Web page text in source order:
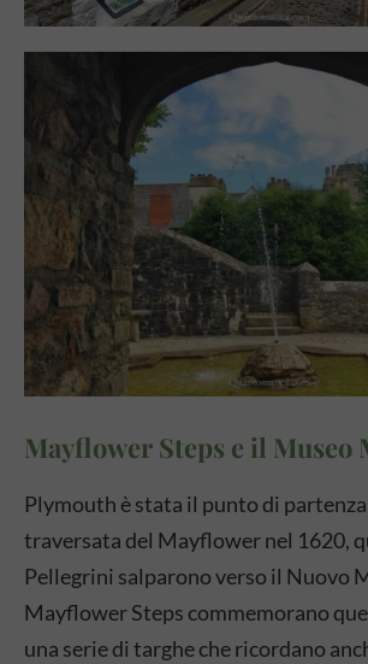
Mayflower Steps e il Museo
Plymouth è stata il punto di
traversata del Mayflower nel 1620,
Pellegrini salparono verso il Nuovo
Mayflower Steps commemorano
una serie di targhe che ricordano